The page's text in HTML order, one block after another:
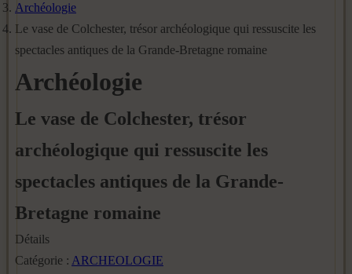
Archéologie
Le vase de Colchester, trésor archéologique qui ressuscite les
spectacles antiques de la Grande-Bretagne romaine
Archéologie
Le vase de Colchester, trésor
archéologique qui ressuscite les
spectacles antiques de la Grande-
Bretagne romaine
Détails
Catégorie : ARCHEOLOGIE